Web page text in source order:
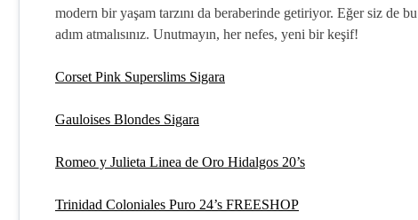
modern bir yaşam tarzını da beraberinde getiriyor. Eğer siz de
adım atmalısınız. Unutmayın, her nefes, yeni bir keşif!
Corset Pink Superslims Sigara
Gauloises Blondes Sigara
Romeo y Julieta Linea de Oro Hidalgos 20’s
Trinidad Coloniales Puro 24’s FREESHOP